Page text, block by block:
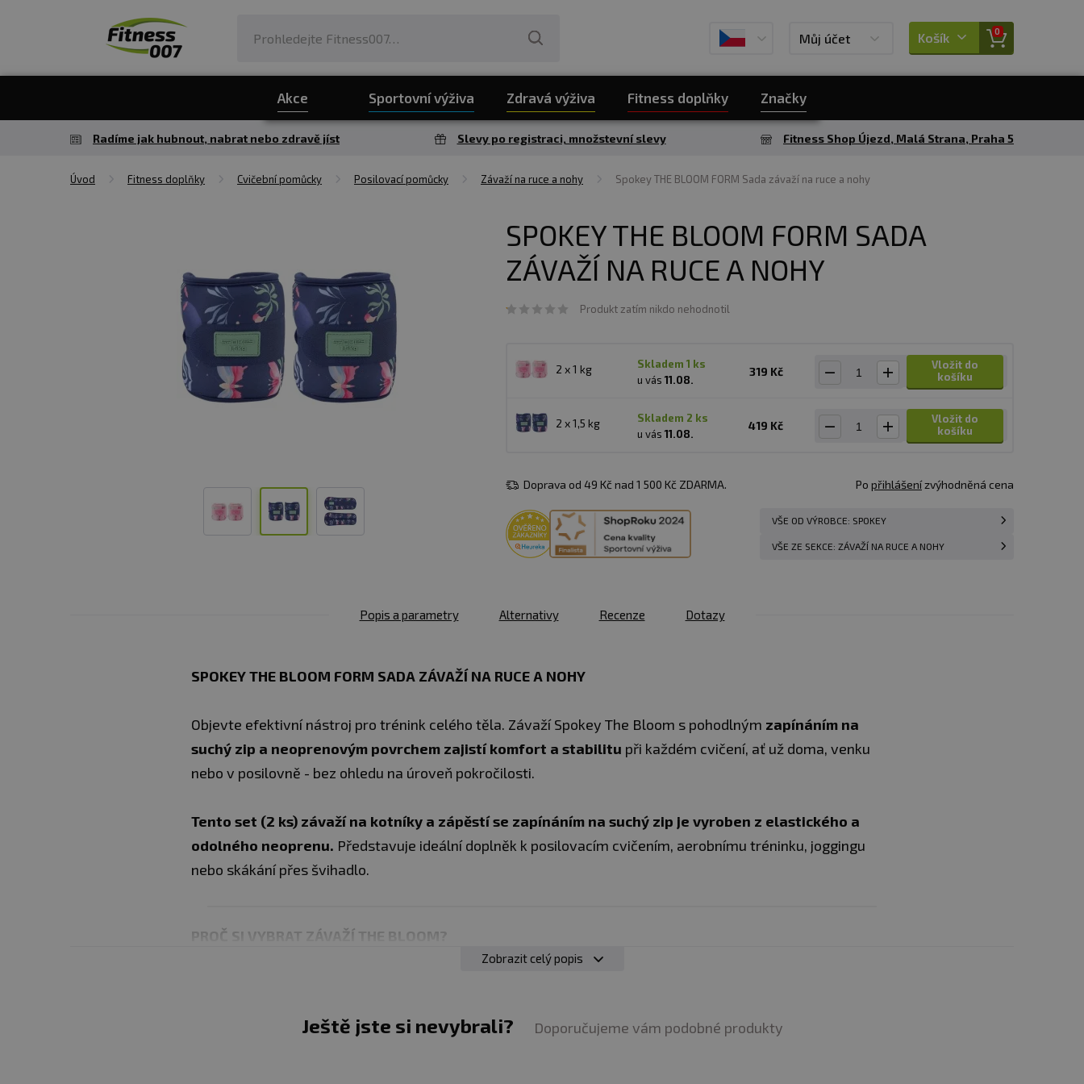
Můj účet Košík 0
Akce Sportovní výživa Zdravá výživa Fitness doplňky Značky
Radíme jak hubnout, nabrat nebo zdravě jíst Slevy po registraci, množstevní slevy Fitness Shop Újezd, Malá Strana, Praha 5
Úvod Fitness doplňky Cvičební pomůcky Posilovací pomůcky Závaží na ruce a nohy Spokey THE BLOOM FORM Sada závaží na ruce a nohy
SPOKEY THE BLOOM FORM SADA
ZÁVAŽÍ NA RUCE A NOHY
Produkt zatím nikdo nehodnotil
2 x 1 kg
skladem 1 ks
u vás11.08.
319 Kč
Vložit do
košíku
2 x 1,5 kg
skladem 2 ks
u vás11.08.
419 Kč
Vložit do
košíku
Doprava od 49 Kč nad 1 500 Kč ZDARMA. Po přihlášenízvýhodněná cena
VŠE OD VÝROBCE: SPOKEY
VŠE ZE SEKCE: ZÁVAŽÍ NA RUCE A NOHY
Popis a parametry Alternativy Recenze Dotazy
SPOKEY THE BLOOM FORM SADA ZÁVAŽÍ NA RUCE A NOHY
Objevte efektivní nástroj pro trénink celého těla. Závaží Spokey The Bloom s pohodlným zapínáním na
suchý zip a neoprenovým povrchem zajistí komfort a stabilitu při každém cvičení, ať už doma, venku
nebo v posilovně - bez ohledu na úroveň pokročilosti.
Tento set (2 ks) závaží na kotníky a zápěstí se zapínáním na suchý zip je vyroben z elastického a
odolného neoprenu. Představuje ideální doplněk k posilovacím cvičením, aerobnímu tréninku, joggingu
nebo skákání přes švihadlo.
PROČ SI VYBRAT ZÁVAŽÍ THE BLOOM?
Závaží na kotníky a zápěstí The Bloom jsou ideálním doplňkem pro
Zobrazit celý popis
Ještě jste si nevybrali? Doporučujeme vám podobné produkty